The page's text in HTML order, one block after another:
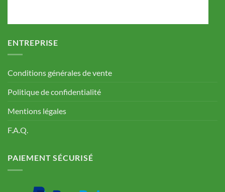
ENTREPRISE
Conditions générales de vente
Politique de confidentialité
Mentions légales
F.A.Q.
PAIEMENT SÉCURISÉ